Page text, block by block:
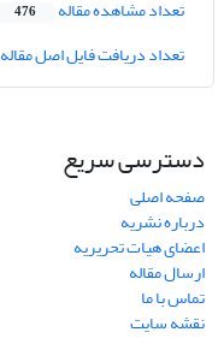
تعداد مشاهده مقاله 476
تعداد دریافت فایل اصل مقاله
دسترسی سریع
صفحه اصلی
درباره نشریه
اعضای هیات تحریریه
ارسال مقاله
تماس با ما
نقشه سایت